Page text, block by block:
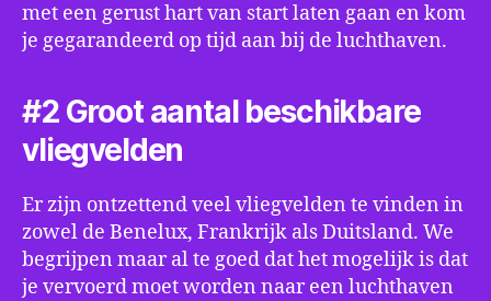
met een gerust hart van start laten gaan en kom
je gegarandeerd op tijd aan bij de luchthaven.
#2 Groot aantal beschikbare
vliegvelden
Er zijn ontzettend veel vliegvelden te vinden in
zowel de Benelux, Frankrijk als Duitsland. We
begrijpen maar al te goed dat het mogelijk is dat
je vervoerd moet worden naar een luchthaven